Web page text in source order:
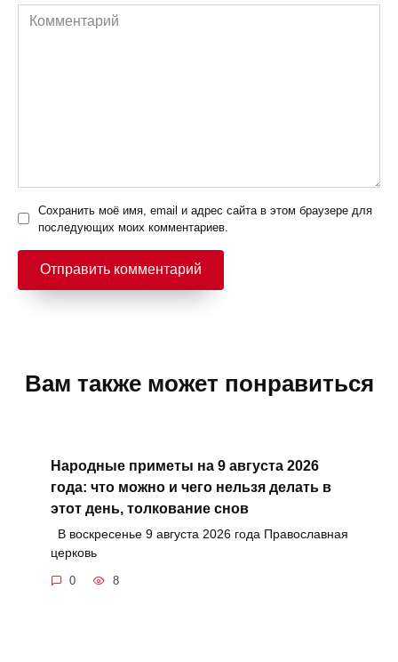
Комментарий
Сохранить моё имя, email и адрес сайта в этом браузере для
последующих моих комментариев.
Вам также может понравиться
Народные приметы на 9 августа 2026
года: что можно и чего нельзя делать в
этот день, толкование снов
В воскресенье 9 августа 2026 года Православная
церковь
0 8